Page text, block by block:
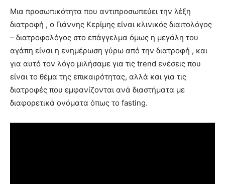
Μια προσωπικότητα που αντιπροσωπεύει την λέξη
διατροφή , ο Γιάννης Κερίμης είναι κλινικός διαιτολόγος
– διατροφολόγος στο επάγγελμα όμως η μεγάλη του
αγάπη είναι η ενημέρωση γύρω από την διατροφή , και
για αυτό τον λόγο μιλήσαμε για τις trend ενέσεις που
είναι το θέμα της επικαιρότητας, αλλά και για τις
διατροφές που εμφανίζονται ανά διαστήματα με
διαφορετικά ονόματα όπως το fasting.